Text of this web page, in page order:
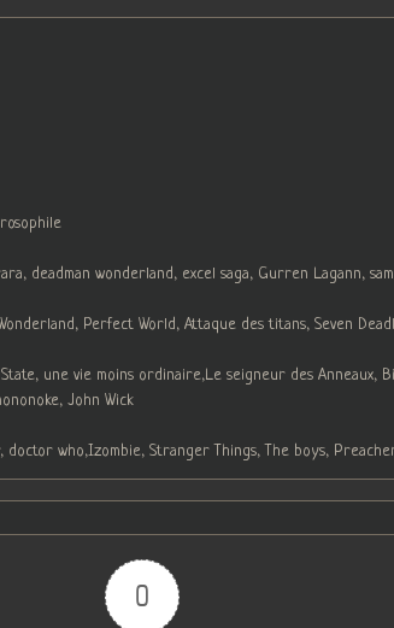
deadman wonderland, excel saga, Gurren Lagann,
Perfect World, Attaque des titans, Seven
une vie moins ordinaire,Le seigneur des Anneaux,
John Wick
who,Izombie, Stranger Things, The boys,
0